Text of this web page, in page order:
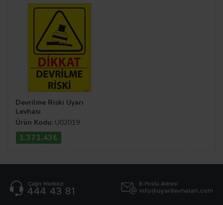
Devrilme Riski Uyarı
Levhası
Ürün Kodu: U02019
1.371,43₺